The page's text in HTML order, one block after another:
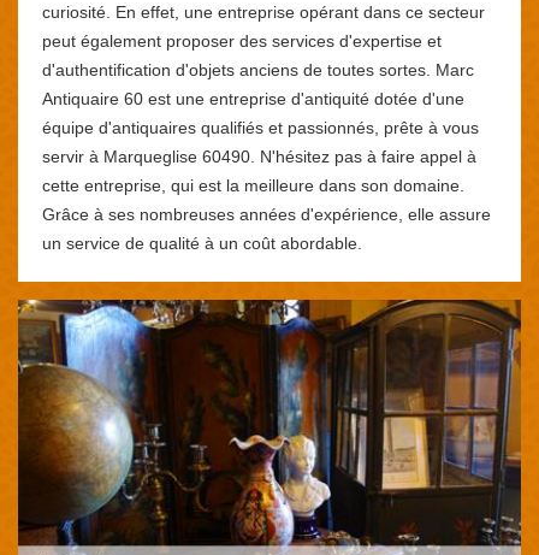
curiosité. En effet, une entreprise opérant dans ce secteur
peut également proposer des services d'expertise et
d'authentification d'objets anciens de toutes sortes. Marc
Antiquaire 60 est une entreprise d'antiquité dotée d'une
équipe d'antiquaires qualifiés et passionnés, prête à vous
servir à Marqueglise 60490. N'hésitez pas à faire appel à
cette entreprise, qui est la meilleure dans son domaine.
Grâce à ses nombreuses années d'expérience, elle assure
un service de qualité à un coût abordable.